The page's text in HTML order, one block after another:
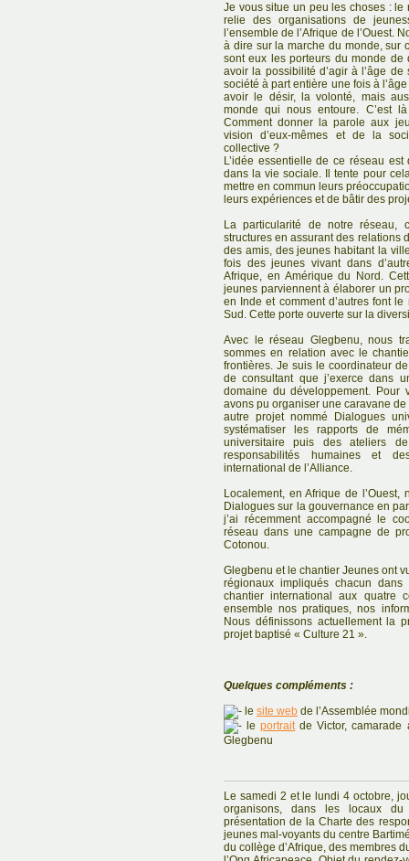
Je vous situe un peu les choses :
relie des organisations de
l’ensemble de l’Afrique de l’Ouest.
à dire sur la marche du monde, sur
sont eux les porteurs du monde de
avoir la possibilité d’agir à l’âge
société à part entière une fois à
avoir le désir, la volonté, mais
monde qui nous entoure. C’est
Comment donner la parole aux
vision d’eux-mêmes et de la
collective ?
L’idée essentielle de ce réseau
dans la vie sociale. Il tente pour
mettre en commun leurs
leurs expériences et de bâtir des
La particularité de notre réseau,
structures en assurant des relations
des amis, des jeunes habitant la
fois des jeunes vivant dans
Afrique, en Amérique du Nord.
jeunes parviennent à élaborer un
en Inde et comment d’autres font
Sud. Cette porte ouverte sur la
Avec le réseau Glegbenu, nous
sommes en relation avec le
frontières. Je suis le coordinateur
de consultant que j’exerce dans
domaine du développement. Pour
avons pu organiser une caravane
autre projet nommé Dialogues
systématiser les rapports de
universitaire puis des ateliers
responsabilités humaines et
international de l’Alliance.
Localement, en Afrique de
Dialogues sur la gouvernance en
j’ai récemment accompagné le
réseau dans une campagne de
Cotonou.
Glegbenu et le chantier Jeunes ont
régionaux impliqués chacun
chantier international aux quatre
ensemble nos pratiques, nos
Nous définissons actuellement la
projet baptisé « Culture 21 ».
Quelques compléments :
le site web de l’Assemblée
leportraitde Victor, camarade
Glegbenu
Le samedi 2 et le lundi 4 octobre,
organisons, dans les locaux
présentation de la Charte des
jeunes mal-voyants du centre
du collège d’Afrique, des membres